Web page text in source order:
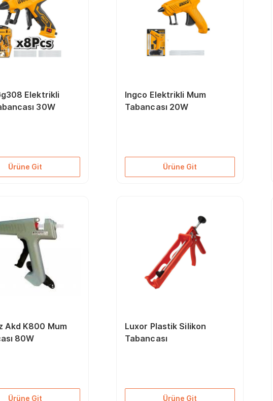
Elektrikli
30W
Ürüne Git
Ingco Elektrikli Mum
Tabancası 20W
Ürüne Git
Akd K800 Mum
80W
Ürüne Git
Luxor Plastik Silikon
Tabancası
Ürüne Git